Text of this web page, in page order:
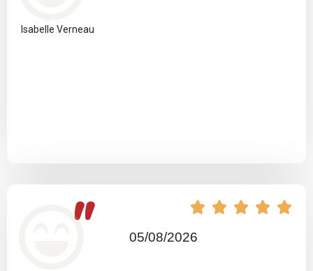
Isabelle Verneau
    
" 05/08/2026